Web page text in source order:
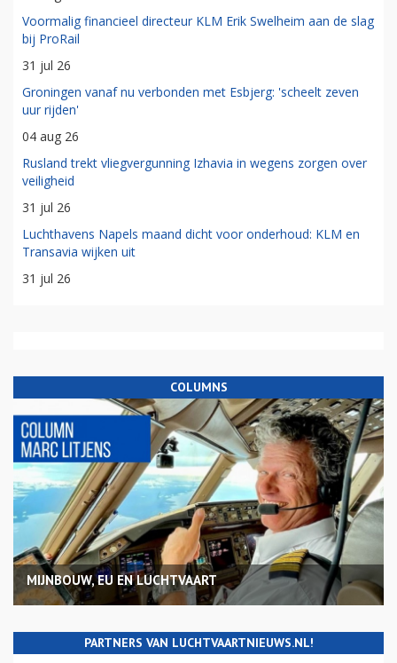
Voormalig financieel directeur KLM Erik Swelheim aan de slag
bij ProRail
31 jul 26
Groningen vanaf nu verbonden met Esbjerg: 'scheelt zeven
uur rijden'
04 aug 26
Rusland trekt vliegvergunning Izhavia in wegens zorgen over
veiligheid
31 jul 26
Luchthavens Napels maand dicht voor onderhoud: KLM en
Transavia wijken uit
31 jul 26
COLUMNS
MIJNBOUW, EU EN LUCHTVAART
PARTNERS VAN LUCHTVAARTNIEUWS.NL!